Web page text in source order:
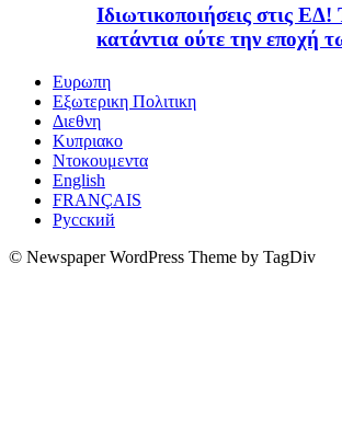
Ιδιωτικοποιήσεις στις ΕΔ!
κατάντια ούτε την εποχή
Ευρωπη
Εξωτερικη Πολιτικη
Διεθνη
Κυπριακο
Ντοκουμεντα
English
FRANÇAIS
Русский
© Newspaper WordPress Theme by TagDiv